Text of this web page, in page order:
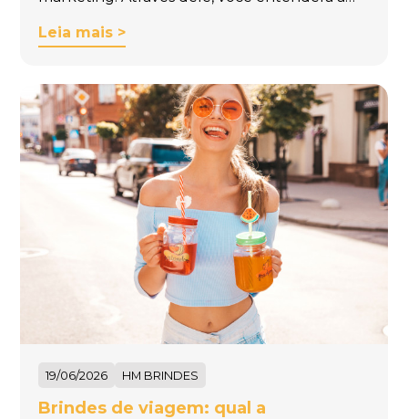
Leia mais >
19/06/2026 HM BRINDES
Brindes de viagem: qual a